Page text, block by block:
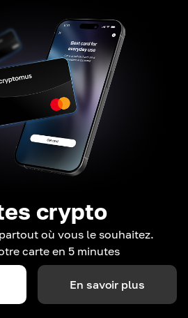
crypto
où vous le souhaitez.
carte en 5 minutes
En savoir plus